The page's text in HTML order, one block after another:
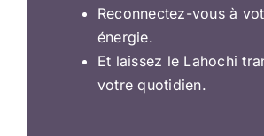
Reconnectez-vous à
énergie.
Et laissez le Lahochi
votre quotidien.